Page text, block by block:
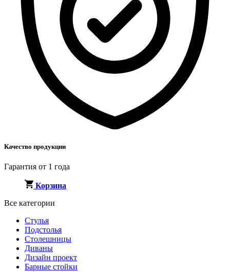
Качество продукции
Гарантия от 1 года
Корзина
Все категории
Стулья
Подстолья
Столешницы
Диваны
Дизайн проект
Барные стойки